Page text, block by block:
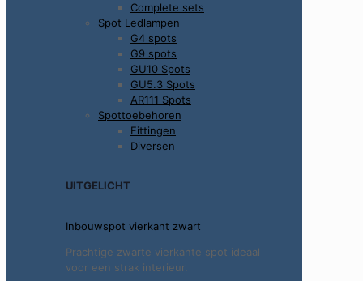
Complete sets
Spot Ledlampen
G4 spots
G9 spots
GU10 Spots
GU5.3 Spots
AR111 Spots
Spottoebehoren
Fittingen
Diversen
UITGELICHT
Inbouwspot vierkant zwart
Prachtige zwarte vierkante spot ideaal
voor een strak interieur.